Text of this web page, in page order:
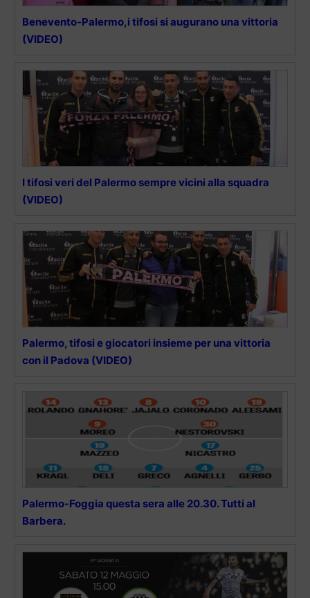
Benevento-Palermo,i tifosi si augurano una vittoria
(VIDEO)
I tifosi veri del Palermo sempre vicini alla squadra
(VIDEO)
Palermo, tifosi e giocatori insieme per una vittoria
con il Padova (VIDEO)
Palermo-Foggia questa sera alle 20.30. Tutti al
Barbera.